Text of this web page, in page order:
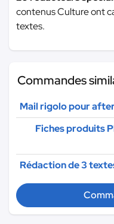
contenus Culture ont
textes.
Commandes
Mail rigolo pour
Fiches produits
Rédaction de 3